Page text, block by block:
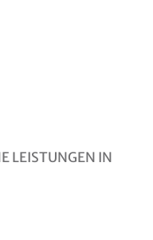
LEISTUNGEN IN